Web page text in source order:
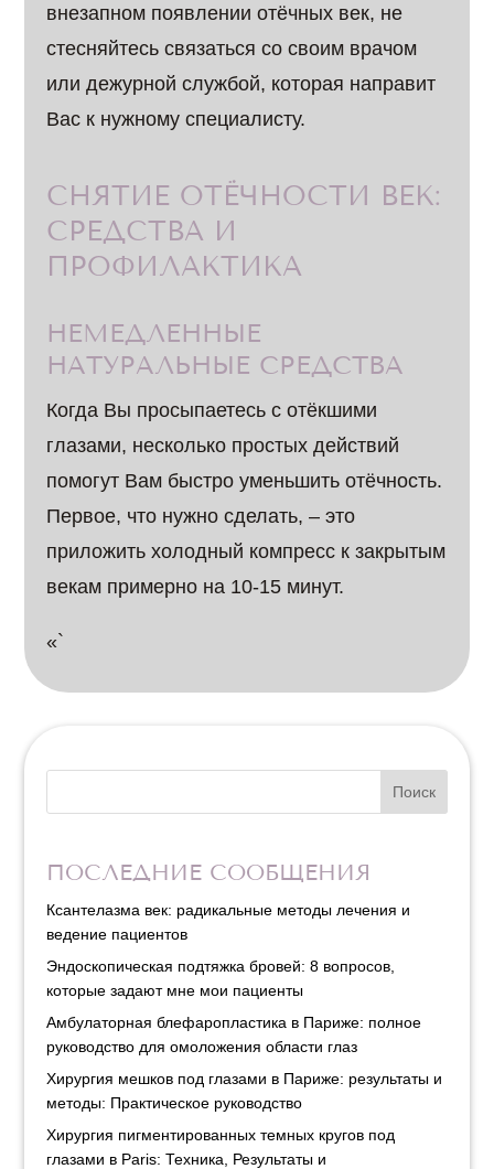
внезапном появлении отёчных век, не
стесняйтесь связаться со своим врачом
или дежурной службой, которая направит
Вас к нужному специалисту.
СНЯТИЕ ОТЁЧНОСТИ ВЕК:
СРЕДСТВА И
ПРОФИЛАКТИКА
НЕМЕДЛЕННЫЕ
НАТУРАЛЬНЫЕ СРЕДСТВА
Когда Вы просыпаетесь с отёкшими
глазами, несколько простых действий
помогут Вам быстро уменьшить отёчность.
Первое, что нужно сделать, – это
приложить холодный компресс к закрытым
векам примерно на 10-15 минут.
«`
Поиск
ПОСЛЕДНИЕ СООБЩЕНИЯ
Ксантелазма век: радикальные методы лечения и
ведение пациентов
Эндоскопическая подтяжка бровей: 8 вопросов,
которые задают мне мои пациенты
Амбулаторная блефаропластика в Париже: полное
руководство для омоложения области глаз
Хирургия мешков под глазами в Париже: результаты и
методы: Практическое руководство
Хирургия пигментированных темных кругов под
глазами в Paris: Техника, Результаты и